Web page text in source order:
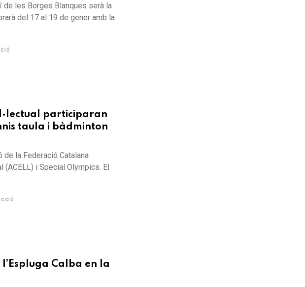
de les Borges Blanques serà la
del 17 al 19 de gener amb la
participaran
taula i bàdminton
la Federació Catalana
(ACELL) i Special Olympics. El
Calba en la